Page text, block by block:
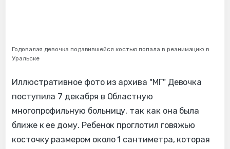
Годовалая девочка подавившейся костью попала в реанимацию в
Уральске
Иллюстративное фото из архива "МГ" Девочка
поступила 7 декабря в Областную
многопрофильную больницу, так как она была
ближе к ее дому. Ребенок проглотил говяжью
косточку размером около 1 сантиметра, которая